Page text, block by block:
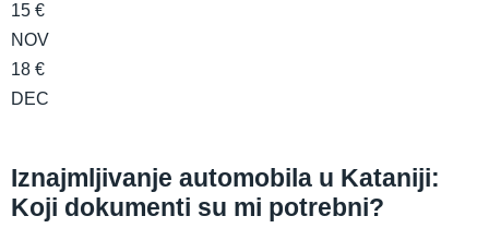
15 €
NOV
18 €
DEC
Iznajmljivanje automobila u Kataniji:
Koji dokumenti su mi potrebni?